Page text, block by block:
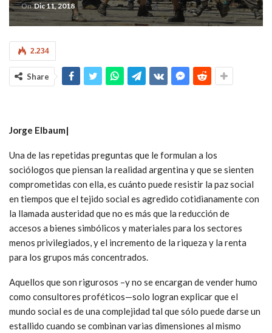
OnDic 11, 2018
2.234
Share
Jorge Elbaum|
Una de las repetidas preguntas que le formulan a los
sociólogos que piensan la realidad argentina y que se sienten
comprometidas con ella, es cuánto puede resistir la paz social
en tiempos que el tejido social es agredido cotidianamente con
la llamada austeridad que no es más que la reducción de
accesos a bienes simbólicos y materiales para los sectores
menos privilegiados, y el incremento de la riqueza y la renta
para los grupos más concentrados.
Aquellos que son rigurosos –y no se encargan de vender humo
como consultores proféticos—solo logran explicar que el
mundo social es de una complejidad tal que sólo puede darse un
estallido cuando se combinan varias dimensiones al mismo